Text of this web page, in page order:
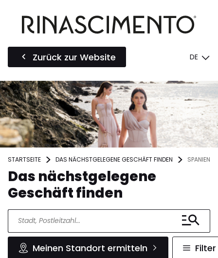
Zurück zur Website DE
STARTSEITE DAS NÄCHSTGELEGENE GESCHÄFT FINDEN SPANIEN
Das nächstgelegene
Geschäft finden
Meinen Standort ermitteln Filter